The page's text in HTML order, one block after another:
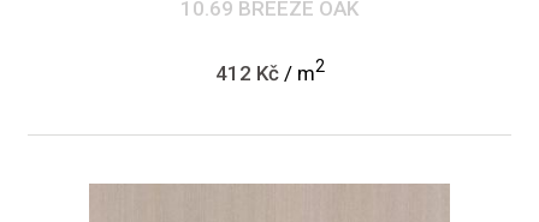
10.69 BREEZE OAK
412 Kč/ m2